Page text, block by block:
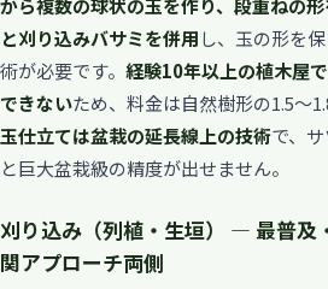
から複数の球状の玉を作り、段重ねの
と刈り込みバサミを併用し、玉の形を
術が必要です。 経験10年以上の植木屋
できないため、料金は自然樹形の1.5〜
玉仕立ては盆栽の延長線上の技術で、
と巨大盆栽級の精度が出せません。
刈り込み（列植・生垣） — 最普及
関アプローチ両側